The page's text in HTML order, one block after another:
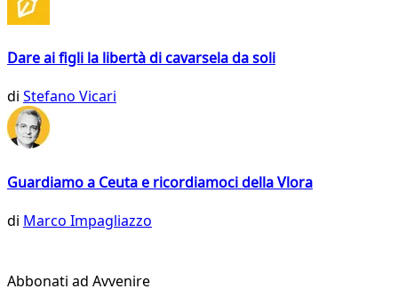
Dare ai figli la libertà di cavarsela da soli
di Stefano Vicari
Guardiamo a Ceuta e ricordiamoci della Vlora
di Marco Impagliazzo
Abbonati ad Avvenire